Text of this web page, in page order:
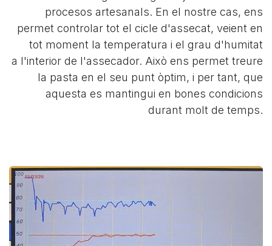
procesos artesanals. En el nostre cas, ens
permet controlar tot el cicle d'assecat, veient en
tot moment la temperatura i el grau d'humitat
a l'interior de l'assecador. Això ens permet treure
la pasta en el seu punt òptim, i per tant, que
aquesta es mantingui en bones condicions
durant molt de temps.